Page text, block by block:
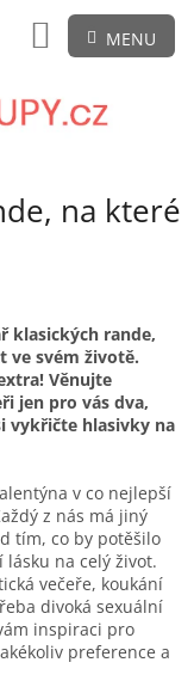
NÁKUPNÍ
KOŠÍK
na které
klasických rande,
ve svém životě.
Věnujte
jen pro vás dva,
vykřičte hlasivky na
v co nejlepší
z nás má jiný
tím, co by potěšilo
na celý život.
večeře, koukání
divoká sexuální
inspiraci pro
preference a